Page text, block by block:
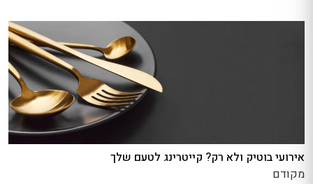
אירועי בוטיק ולא רק? קייטרינג לטעם שלך
מקודם